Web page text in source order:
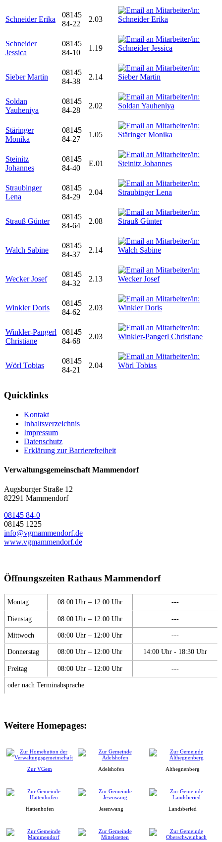
Schneider Erika
08145
84-22
2.03
Schneider
Jessica
08145
84-10
1.19
Sieber Martin
08145
84-38
2.14
Soldan
Yauheniya
08145
84-28
2.02
Stäringer
Monika
08145
84-27
1.05
Steinitz
Johannes
08145
84-40
E.01
Straubinger
Lena
08145
84-29
2.04
Strauß Günter
08145
84-64
2.08
Walch Sabine
08145
84-37
2.14
Wecker Josef
08145
84-32
2.13
Winkler Doris
08145
84-62
2.03
Winkler-Pangerl
Christiane
08145
84-68
2.03
Wörl Tobias
08145
84-21
2.04
Quicklinks
Kontakt
Inhaltsverzeichnis
Impressum
Datenschutz
Erklärung zur Barrierefreiheit
Verwaltungsgemeinschaft Mammendorf
Augsburger Straße 12
82291 Mammendorf
08145 84-0
08145 1225
info@vgmammendorf.de
www.vgmammendorf.de
Öffnungszeiten Rathaus Mammendorf
Montag 08:00 Uhr – 12:00 Uhr ---
Dienstag 08:00 Uhr – 12:00 Uhr ---
Mittwoch 08:00 Uhr – 12:00 Uhr ---
Donnerstag 08:00 Uhr – 12:00 Uhr 14:00 Uhr - 18:30 Uhr
Freitag 08:00 Uhr – 12:00 Uhr ---
oder nach Terminabsprache
Weitere Homepages:
Zur VGem Adelshofen Althegnenberg
Hattenhofen Jesenwang Landsberied